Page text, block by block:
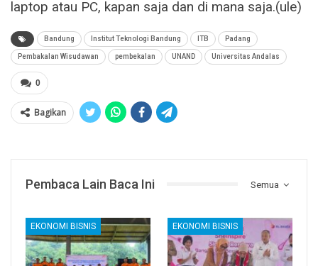
laptop atau PC, kapan saja dan di mana saja.(ule)
Bandung Institut Teknologi Bandung ITB Padang
Pembakalan Wisudawan pembekalan UNAND Universitas Andalas
0
Bagikan
Semua
Pembaca Lain Baca Ini
EKONOMI BISNIS EKONOMI BISNIS